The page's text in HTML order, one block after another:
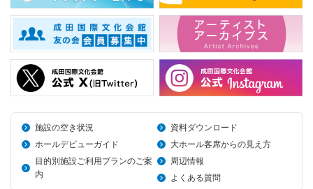
施設の空き状況
資料ダウンロード
ホールデビューガイド
大ホール客席からの見え方
目的別施設ご利用プランのご案
内
周辺情報
よくある質問